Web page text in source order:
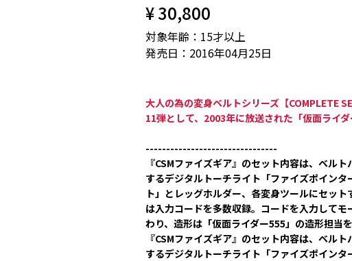
¥ 30,800
対象年齢：15才以上
発売日：2016年04月25日
大人の為の変身ベルトシリーズ【COMPLETE
11弾として、2003年に放送された「仮面ライ
--------------------------------
『CSMファイズギア』のセット内容は、ベル
するデジタルトーチライト「ファイズポイン
ト」とレッグホルダー、各変身ツールにセッ
は入力コードを多数収録。コードを入力して
わり、造形は「仮面ライダー555」の造形担当
『CSMファイズギア』のセット内容は、ベル
するデジタルトーチライト「ファイズポイン